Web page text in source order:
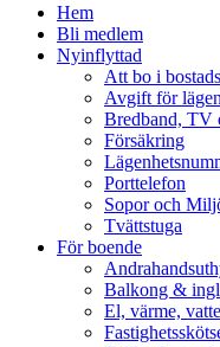
Close
Menu
Hem
Bli medlem
Nyinflyttad
Att bo i
Avgift för
Bredband, TV
Försäkring
Porttelefon
Sopor och
Tvättstuga
För boende
Balkong &
El, värme,